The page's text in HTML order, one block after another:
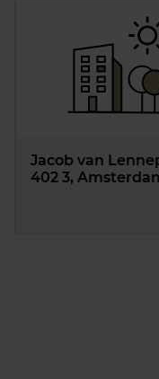
Jacob van
402 3,